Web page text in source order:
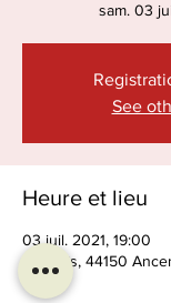
sam. 03
See
Heure et lieu
03 juil. 2021, 19:00
Ancenis, 44150